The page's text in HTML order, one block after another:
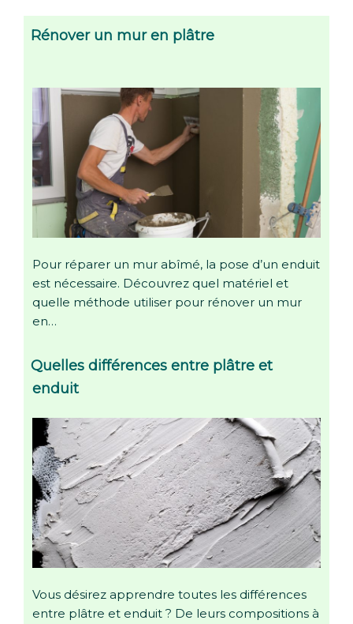
Rénover un mur en plâtre
Pour réparer un mur abîmé, la pose d’un enduit
est nécessaire. Découvrez quel matériel et
quelle méthode utiliser pour rénover un mur
en…
Quelles différences entre plâtre et
enduit
Vous désirez apprendre toutes les différences
entre plâtre et enduit ? De leurs compositions à